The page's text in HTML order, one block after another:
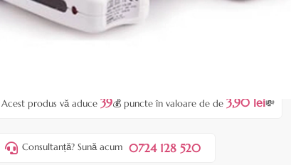
ADAUGĂ ÎN COȘ
Acest produs vă aduce39💰 puncte în valoare de de3,90 lei💸
Consultanță? Sună acum 0724 128 520